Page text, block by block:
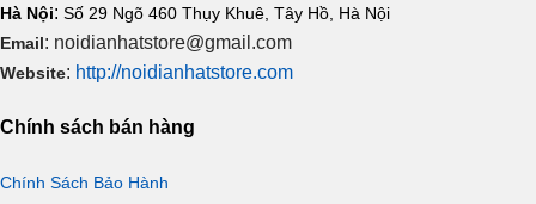
Hà Nội: Số 29 Ngõ 460 Thụy Khuê, Tây Hồ, Hà Nội
Email: noidianhatstore@gmail.com
Website: http://noidianhatstore.com
Chính sách bán hàng
Chính Sách Bảo Hành